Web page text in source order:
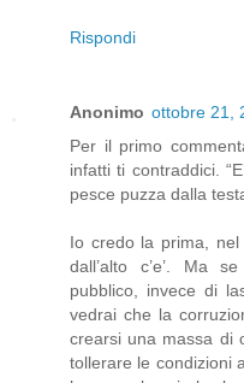
Rispondi
Anonimo ottobre 21,
Per il primo
infatti ti contraddici.
pesce puzza dalla
Io credo la prima, nel
dall’alto c’e’. Ma
pubblico, invece di
vedrai che la
crearsi una massa di
tollerare le condizioni